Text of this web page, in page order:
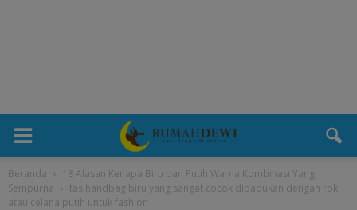
Beranda
18 Alasan Kenapa Biru dan Putih Warna Kombinasi Yang
Sempurna
tas handbag biru yang sangat cocok dipadukan dengan rok
atau celana putih untuk fashion